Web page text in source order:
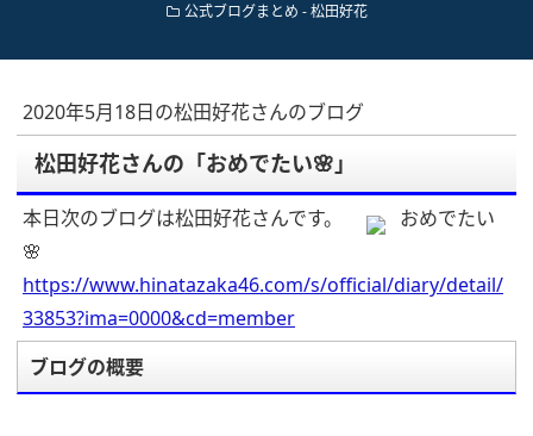
公式ブログまとめ -松田好花
2020年5月18日の松田好花さんのブログ
松田好花さんの「おめでたい🌸」
本日次のブログは松田好花さんです。
おめでたい
🌸
https://www.hinatazaka46.com/s/official/diary/detail/
33853?ima=0000&cd=member
ブログの概要